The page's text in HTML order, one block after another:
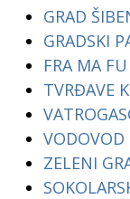
GRAD
GRADSKI
FRA MA FU
TVRĐAVE
VODOVOD
ZELENI